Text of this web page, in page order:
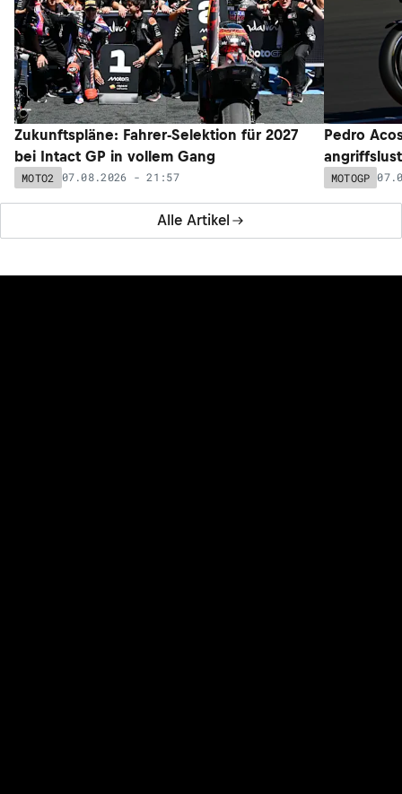
Alle Artikel
Zukunftspläne: Fahrer-Selektion für 2027
bei Intact GP in vollem Gang
MOTO2 07.08.2026 - 21:57
Pedro
MOTOGP